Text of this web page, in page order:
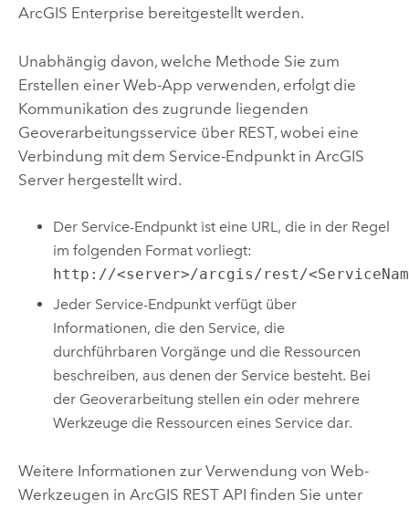
ArcGIS Enterprise bereitgestellt werden.
Unabhängig davon, welche Methode Sie zum
Erstellen einer Web-App verwenden, erfolgt die
Kommunikation des zugrunde liegenden
Geoverarbeitungsservice über REST, wobei eine
Verbindung mit dem Service-Endpunkt in ArcGIS
Serverhergestellt wird.
Der Service-Endpunkt ist eine URL, die in der Regel
im folgenden Format vorliegt:
http://<server>/arcgis/rest/
Jeder Service-Endpunkt verfügt über
Informationen, die den Service, die
durchführbaren Vorgänge und die Ressourcen
beschreiben, aus denen der Service besteht. Bei
der Geoverarbeitung stellen ein oder mehrere
Werkzeuge die Ressourcen eines Service dar.
Weitere Informationen zur Verwendung von Web-
Werkzeugen in ArcGIS REST API finden Sie unter